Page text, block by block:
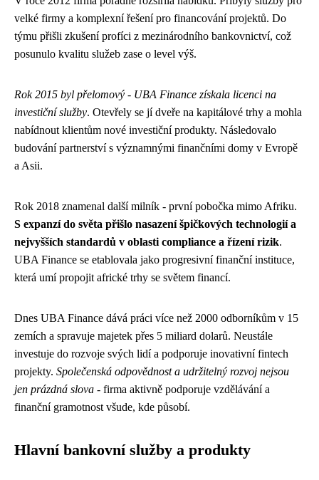
velké firmy a komplexní řešení pro financování projektů. Do
týmu přišli zkušení profíci z mezinárodního bankovnictví, což
posunulo kvalitu služeb zase o level výš.
Rok 2015 byl přelomový - UBA Finance získala licenci na
investiční služby. Otevřely se jí dveře na kapitálové trhy a mohla
nabídnout klientům nové investiční produkty. Následovalo
budování partnerství s významnými finančními domy v Evropě
a Asii.
Rok 2018 znamenal další milník - první pobočka mimo Afriku.
S expanzí do světa přišlo nasazení špičkových technologií a
nejvyšších standardů v oblasti compliance a řízení rizik.
UBA Finance se etablovala jako progresivní finanční instituce,
která umí propojit africké trhy se světem financí.
Dnes UBA Finance dává práci více než 2000 odborníkům v 15
zemích a spravuje majetek přes 5 miliard dolarů. Neustále
investuje do rozvoje svých lidí a podporuje inovativní fintech
projekty. Společenská odpovědnost a udržitelný rozvoj nejsou
jen prázdná slova - firma aktivně podporuje vzdělávání a
finanční gramotnost všude, kde působí.
Hlavní bankovní služby a produkty